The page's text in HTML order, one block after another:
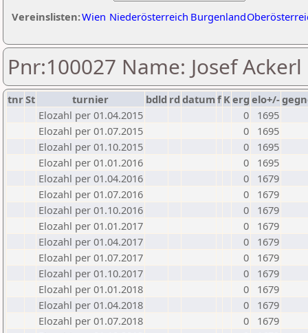
Vereinslisten:Wien Niederösterreich Burgenland
Pnr:100027 Name: Josef Ackerl
tnrSt turnier bdld rd datumf Kerg elo+/-
Elozahl per 01.04.2015
0
1695
Elozahl per 01.07.2015
0
1695
Elozahl per 01.10.2015
0
1695
Elozahl per 01.01.2016
0
1695
Elozahl per 01.04.2016
0
1679
Elozahl per 01.07.2016
0
1679
Elozahl per 01.10.2016
0
1679
Elozahl per 01.01.2017
0
1679
Elozahl per 01.04.2017
0
1679
Elozahl per 01.07.2017
0
1679
Elozahl per 01.10.2017
0
1679
Elozahl per 01.01.2018
0
1679
Elozahl per 01.04.2018
0
1679
Elozahl per 01.07.2018
0
1679